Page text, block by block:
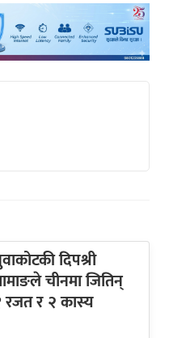
दिपश्री
चीनमा जितिन्
रजत र २ कास्य